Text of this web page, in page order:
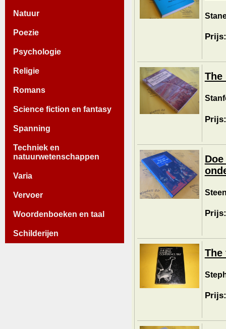
Natuur
Poezie
Psychologie
Religie
Romans
Science fiction en fantasy
Spanning
Techniek en
natuurwetenschappen
Varia
Vervoer
Woordenboeken en taal
Schilderijen
The
The